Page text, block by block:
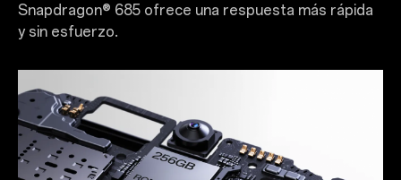
Snapdragon® 685 ofrece una respuesta más rápida
y sin esfuerzo.